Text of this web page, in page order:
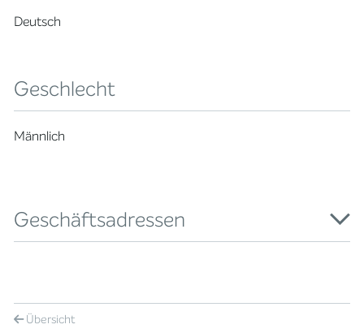
Deutsch
Geschlecht
Männlich
Geschäftsadressen
Übersicht